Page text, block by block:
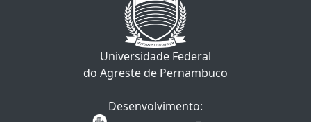
Universidade Federal
do Agreste de Pernambuco
Desenvolvimento: